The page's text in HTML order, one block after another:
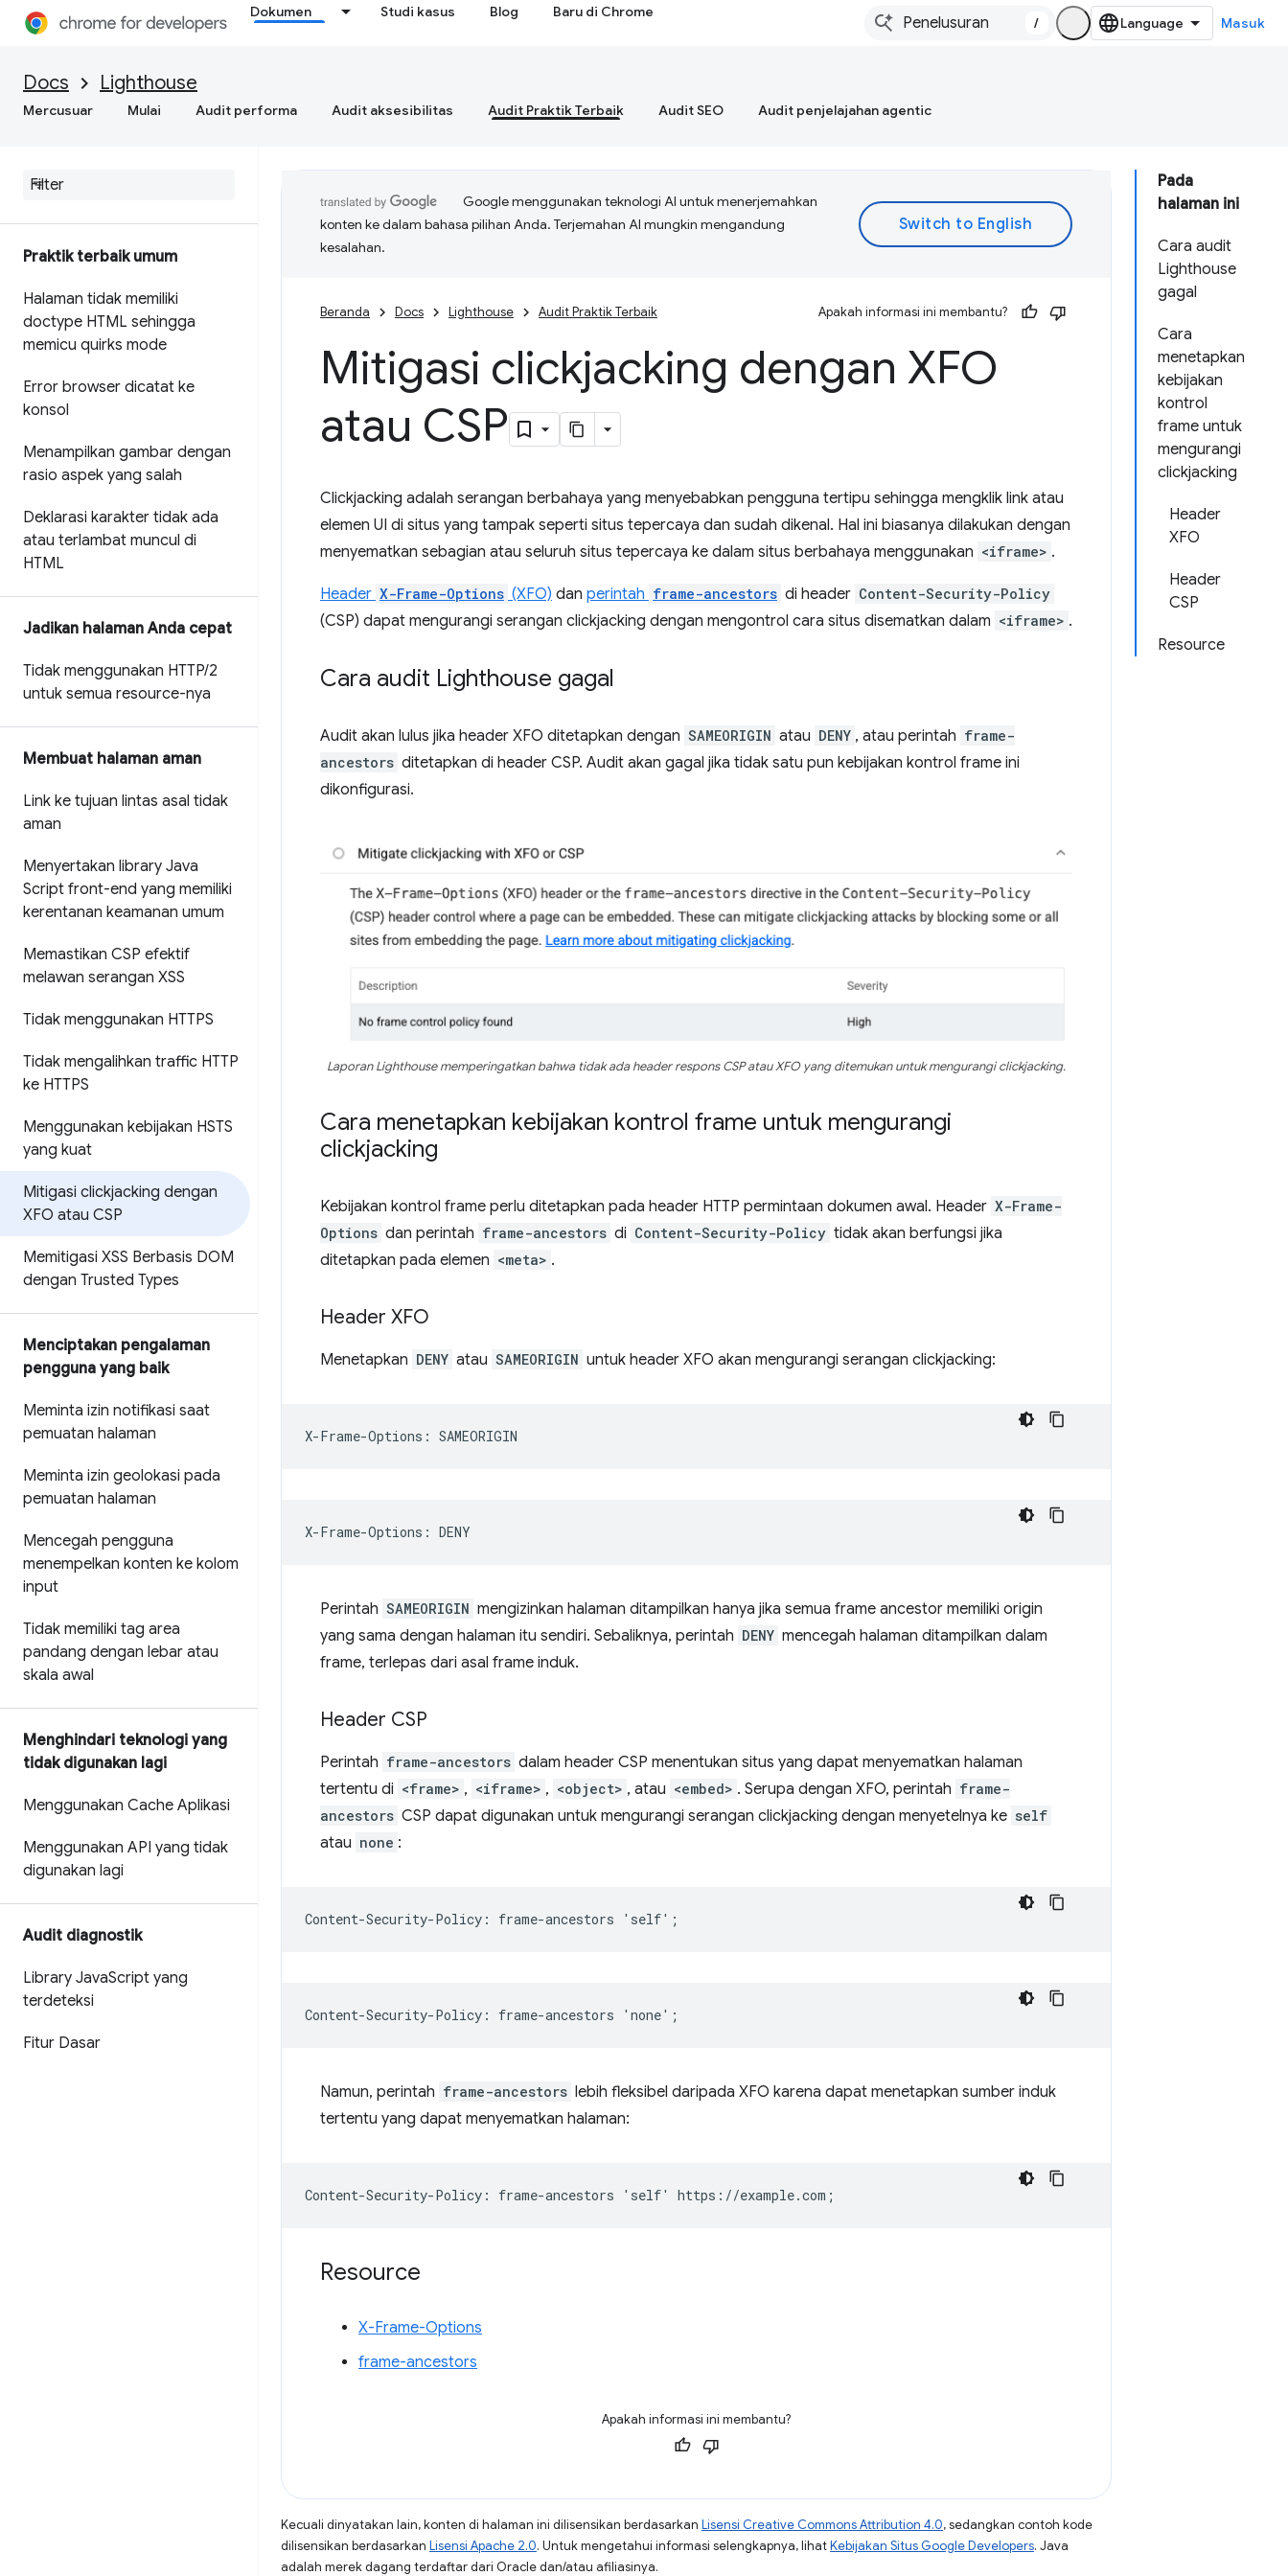
Dokumen Studi kasus Blog Baru di Chrome
/ Masuk
Docs Lighthouse
Mercusuar Mulai Audit performa Audit aksesibilitas Audit Praktik Terbaik Audit SEO Audit penjelajahan agentic
Praktik terbaik umum
Halaman tidak memiliki
doctype HTML sehingga
memicu quirks mode
Error browser dicatat ke
konsol
Menampilkan gambar dengan
rasio aspek yang salah
Deklarasi karakter tidak ada
atau terlambat muncul di
HTML
Jadikan halaman Anda cepat
Tidak menggunakan HTTP/2
untuk semua resource-nya
Membuat halaman aman
Link ke tujuan lintas asal tidak
aman
Menyertakan library Java
Script front-end yang memiliki
kerentanan keamanan umum
Memastikan CSP efektif
melawan serangan XSS
Tidak menggunakan HTTPS
Tidak mengalihkan traffic HTTP
ke HTTPS
Menggunakan kebijakan HSTS
yang kuat
Mitigasi clickjacking dengan
XFO atau CSP
Memitigasi XSS Berbasis DOM
dengan Trusted Types
Menciptakan pengalaman
pengguna yang baik
Meminta izin notifikasi saat
pemuatan halaman
Meminta izin geolokasi pada
pemuatan halaman
Mencegah pengguna
menempelkan konten ke kolom
input
Tidak memiliki tag area
pandang dengan lebar atau
skala awal
Menghindari teknologi yang
tidak digunakan lagi
Menggunakan Cache Aplikasi
Menggunakan API yang tidak
digunakan lagi
Audit diagnostik
Library JavaScript yang
terdeteksi
Fitur Dasar
Pada
halaman ini
Cara audit
Lighthouse
gagal
Cara
menetapkan
kebijakan
kontrol
frame untuk
mengurangi
clickjacking
Header
XFO
Header
CSP
Resource
Google menggunakan teknologi AI untuk menerjemahkan
konten ke dalam bahasa pilihan Anda. Terjemahan AI mungkin mengandung
kesalahan.
Beranda Docs Lighthouse Audit Praktik Terbaik Apakah informasi ini membantu?
Mitigasi clickjacking dengan XFO
atau CSP
Clickjacking adalah serangan berbahaya yang menyebabkan pengguna tertipu sehingga mengklik link atau
elemen UI di situs yang tampak seperti situs tepercaya dan sudah dikenal. Hal ini biasanya dilakukan dengan
menyematkan sebagian atau seluruh situs tepercaya ke dalam situs berbahaya menggunakan <iframe> .
Header X-Frame-Options (XFO) dan perintah frame-ancestors di header Content-Security-Policy
(CSP) dapat mengurangi serangan clickjacking dengan mengontrol cara situs disematkan dalam <iframe> .
Cara audit Lighthouse gagal
Audit akan lulus jika header XFO ditetapkan dengan SAMEORIGIN atau DENY , atau perintah frame-
ancestors ditetapkan di header CSP. Audit akan gagal jika tidak satu pun kebijakan kontrol frame ini
dikonfigurasi.
Laporan Lighthouse memperingatkan bahwa tidak ada header respons CSP atau XFO yang ditemukan untuk mengurangi clickjacking.
Cara menetapkan kebijakan kontrol frame untuk mengurangi
clickjacking
Kebijakan kontrol frame perlu ditetapkan pada header HTTP permintaan dokumen awal. Header X-Frame-
Options dan perintah frame-ancestors di Content-Security-Policy tidak akan berfungsi jika
ditetapkan pada elemen <meta> .
Header XFO
Menetapkan DENY atau SAMEORIGIN untuk header XFO akan mengurangi serangan clickjacking:
Perintah SAMEORIGIN mengizinkan halaman ditampilkan hanya jika semua frame ancestor memiliki origin
yang sama dengan halaman itu sendiri. Sebaliknya, perintah DENY mencegah halaman ditampilkan dalam
frame, terlepas dari asal frame induk.
Header CSP
Perintah frame-ancestors dalam header CSP menentukan situs yang dapat menyematkan halaman
tertentu di <frame> , <iframe> , <object> , atau <embed> . Serupa dengan XFO, perintah frame-
ancestors CSP dapat digunakan untuk mengurangi serangan clickjacking dengan menyetelnya ke self
atau none :
Namun, perintah frame-ancestors lebih fleksibel daripada XFO karena dapat menetapkan sumber induk
tertentu yang dapat menyematkan halaman:
Resource
X-Frame-Options
frame-ancestors
Apakah informasi ini membantu?
Kecuali dinyatakan lain, konten di halaman ini dilisensikan berdasarkan Lisensi Creative Commons Attribution 4.0, sedangkan contoh kode
dilisensikan berdasarkan Lisensi Apache 2.0. Untuk mengetahui informasi selengkapnya, lihatKebijakan Situs Google Developers. Java
adalah merek dagang terdaftar dari Oracle dan/atau afiliasinya.